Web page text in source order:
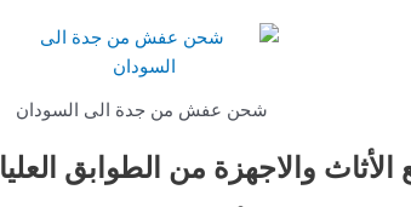
شحن عفش من جدة الى السودان
الأثاث والاجهزة من الطوابق العليا